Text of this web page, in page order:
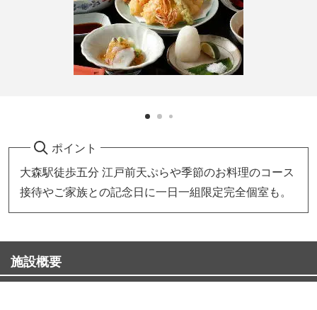
ポイント
大森駅徒歩五分 江戸前天ぷらや季節のお料理のコース
接待やご家族との記念日に一日一組限定完全個室も。
施設概要